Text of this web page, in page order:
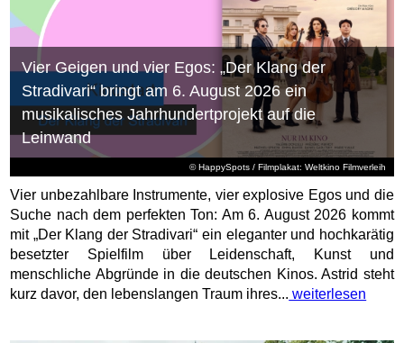
© HappySpots / Filmplakat: Weltkino Filmverleih
Vier Geigen und vier Egos: „Der Klang der
Stradivari“ bringt am 6. August 2026 ein
musikalisches Jahrhundertprojekt auf die
Leinwand
Vier unbezahlbare Instrumente, vier explosive Egos und die
Suche nach dem perfekten Ton: Am 6. August 2026 kommt
mit „Der Klang der Stradivari“ ein eleganter und hochkarätig
besetzter Spielfilm über Leidenschaft, Kunst und
menschliche Abgründe in die deutschen Kinos. Astrid steht
kurz davor, den lebenslangen Traum ihres... weiterlesen